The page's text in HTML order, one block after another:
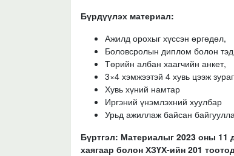
Бүрдүүлэх материал:
Ажилд орохыг хүссэн өргөдөл,
Боловсролын диплом болон
Төрийн албан хаагчийн анкет,
3×4 хэмжээтэй 4 хувь цээж
Хувь хүний намтар
Иргэний үнэмлэхний хуулбар
Урьд ажиллаж байсан
Бүртгэл: Материалыг 2023 оны
хаягаар болон ХЗҮХ-ийн 201